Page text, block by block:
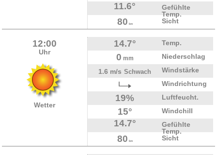
11.6°
Gefühlte
Temp.
80 km Sicht
12:00
Uhr
Wetter
14.7° Temp.
0 mm
Niederschlag
1.6 m/s Schwach
Windstärke
Windrichtung
19% Luftfeucht.
15° Windchill
14.7°
Gefühlte
Temp.
80 km Sicht